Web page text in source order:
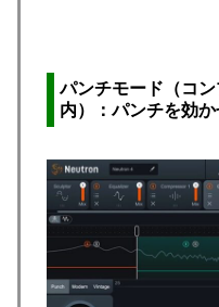
パンチモード（コ
内）：パンチを効か